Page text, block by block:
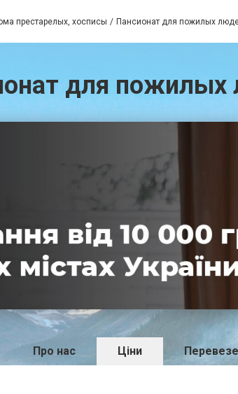
престарелых, хосписы Пансионат для пожилых
для пожилых
Про нас Ціни